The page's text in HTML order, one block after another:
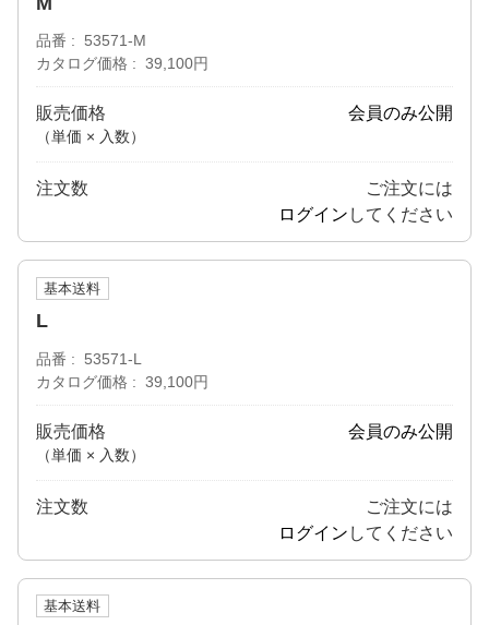
品番
53571-M
カタログ価格
39,100円
販売価格
（単価 × 入数）
会員のみ公開
注文数
ご注文には
ログイン してください
基本送料
L
品番
53571-L
カタログ価格
39,100円
販売価格
（単価 × 入数）
会員のみ公開
注文数
ご注文には
ログイン してください
基本送料